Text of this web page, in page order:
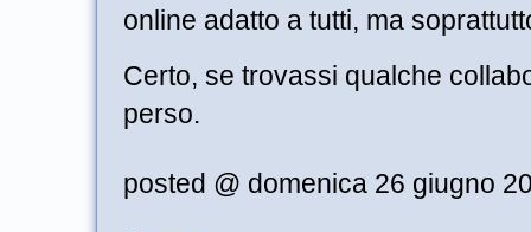
online adatto a tutti, ma
Certo, se trovassi qualche
perso.
posted @ domenica 26 giugno